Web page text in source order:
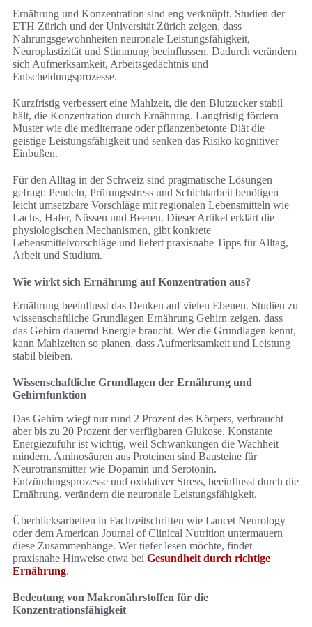
Ernährung und Konzentration sind eng verknüpft. Studien der
ETH Zürich und der Universität Zürich zeigen, dass
Nahrungsgewohnheiten neuronale Leistungsfähigkeit,
Neuroplastizität und Stimmung beeinflussen. Dadurch verändern
sich Aufmerksamkeit, Arbeitsgedächtnis und
Entscheidungsprozesse.
Kurzfristig verbessert eine Mahlzeit, die den Blutzucker stabil
hält, die Konzentration durch Ernährung. Langfristig fördern
Muster wie die mediterrane oder pflanzenbetonte Diät die
geistige Leistungsfähigkeit und senken das Risiko kognitiver
Einbußen.
Für den Alltag in der Schweiz sind pragmatische Lösungen
gefragt: Pendeln, Prüfungsstress und Schichtarbeit benötigen
leicht umsetzbare Vorschläge mit regionalen Lebensmitteln wie
Lachs, Hafer, Nüssen und Beeren. Dieser Artikel erklärt die
physiologischen Mechanismen, gibt konkrete
Lebensmittelvorschläge und liefert praxisnahe Tipps für Alltag,
Arbeit und Studium.
Wie wirkt sich Ernährung auf Konzentration aus?
Ernährung beeinflusst das Denken auf vielen Ebenen. Studien zu
wissenschaftliche Grundlagen Ernährung Gehirn zeigen, dass
das Gehirn dauernd Energie braucht. Wer die Grundlagen kennt,
kann Mahlzeiten so planen, dass Aufmerksamkeit und Leistung
stabil bleiben.
Wissenschaftliche Grundlagen der Ernährung und
Gehirnfunktion
Das Gehirn wiegt nur rund 2 Prozent des Körpers, verbraucht
aber bis zu 20 Prozent der verfügbaren Glukose. Konstante
Energiezufuhr ist wichtig, weil Schwankungen die Wachheit
mindern. Aminosäuren aus Proteinen sind Bausteine für
Neurotransmitter wie Dopamin und Serotonin.
Entzündungsprozesse und oxidativer Stress, beeinflusst durch die
Ernährung, verändern die neuronale Leistungsfähigkeit.
Überblicksarbeiten in Fachzeitschriften wie Lancet Neurology
oder dem American Journal of Clinical Nutrition untermauern
diese Zusammenhänge. Wer tiefer lesen möchte, findet
praxisnahe Hinweise etwa bei Gesundheit durch richtige
Ernährung.
Bedeutung von Makronährstoffen für die
Konzentrationsfähigkeit